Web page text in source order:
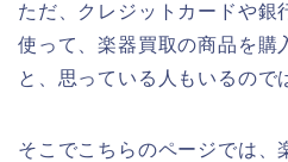
ただ、クレジットカードや銀
使って、楽器買取の商品を購
と、思っている人もいるので
そこでこちらのページでは、